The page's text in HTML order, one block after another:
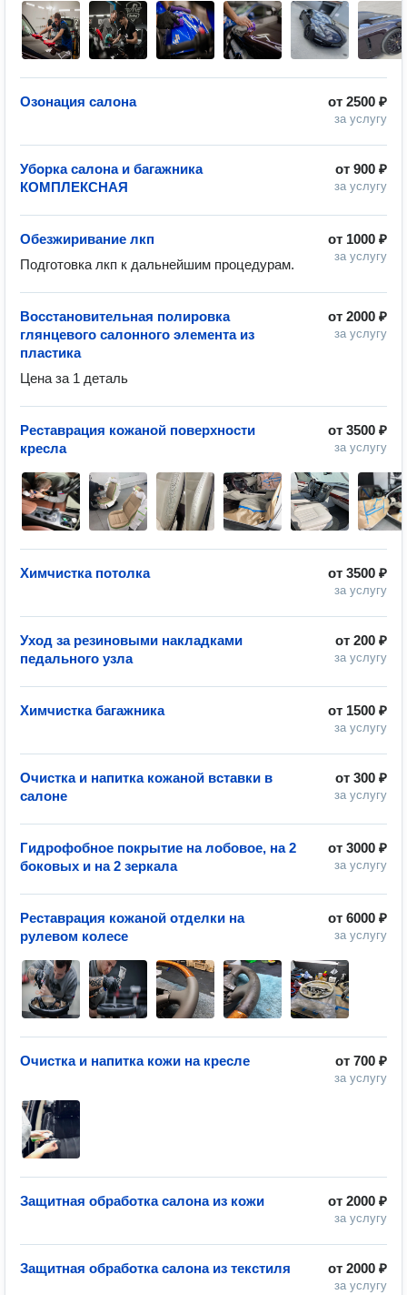
от 2500 ₽
за услугу
Озонация салона
от 900 ₽
за услугу
Уборка салона и багажника
КОМПЛЕКСНАЯ
от 1000 ₽
за услугу
Обезжиривание лкп
Подготовка лкп к дальнейшим процедурам.
от 2000 ₽
за услугу
Восстановительная полировка
глянцевого салонного элемента из
пластика
Цена за 1 деталь
от 3500 ₽
за услугу
Реставрация кожаной поверхности
кресла
от 3500 ₽
за услугу
Химчистка потолка
от 200 ₽
за услугу
Уход за резиновыми накладками
педального узла
от 1500 ₽
за услугу
Химчистка багажника
от 300 ₽
за услугу
Очистка и напитка кожаной вставки в
салоне
от 3000 ₽
за услугу
Гидрофобное покрытие на лобовое, на 2
боковых и на 2 зеркала
от 6000 ₽
за услугу
Реставрация кожаной отделки на
рулевом колесе
от 700 ₽
за услугу
Очистка и напитка кожи на кресле
от 2000 ₽
за услугу
Защитная обработка салона из кожи
от 2000 ₽
за услугу
Защитная обработка салона из текстиля